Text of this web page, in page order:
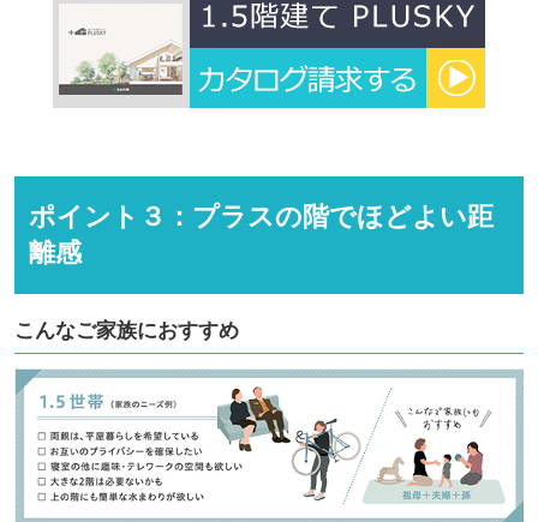
ポイント３：プラスの階でほどよい距
離感
こんなご家族におすすめ